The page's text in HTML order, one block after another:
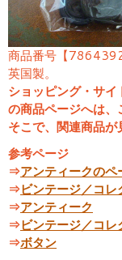
商品番号【7864392
英国製。
ショッピング・サ
の商品ページへは、
そこで、関連商品が
参考ページ
⇒アンティークのペ
⇒ビンテージ／コ
⇒アンティーク
⇒ビンテージ／コレ
⇒ボタン